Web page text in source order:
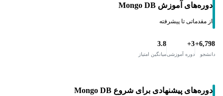
دوره‌های آموزش Mongo DB
از مقدماتی تا پیشرفته
6,798+
دانشجو
3+
دوره آموزشی
3.8
میانگین امتیاز
دوره‌های پیشنهادی برای شروع Mongo DB